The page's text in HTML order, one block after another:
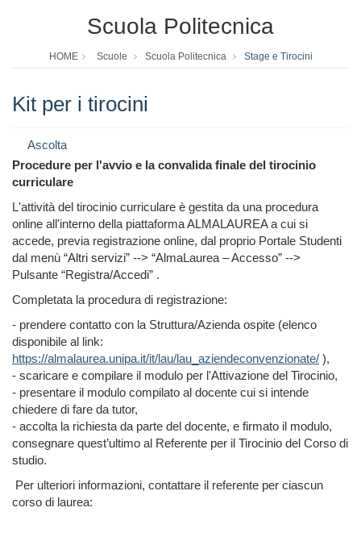
Scuola Politecnica
HOME Scuole Scuola Politecnica Stage e Tirocini
Kit per i tirocini
Ascolta
Procedure per l'avvio e la convalida finale del tirocinio
curriculare
L'attività del tirocinio curriculare è gestita da una procedura
online all'interno della piattaforma ALMALAUREA a cui si
accede, previa registrazione online, dal proprio Portale Studenti
dal menù “Altri servizi” --> “AlmaLaurea – Accesso” -->
Pulsante “Registra/Accedi” .
Completata la procedura di registrazione:
- prendere contatto con la Struttura/Azienda ospite (elenco
disponibile al link:
https://almalaurea.unipa.it/it/lau/lau_aziendeconvenzionate/ ),
- scaricare e compilare il modulo per l'Attivazione del Tirocinio,
- presentare il modulo compilato al docente cui si intende
chiedere di fare da tutor,
- accolta la richiesta da parte del docente, e firmato il modulo,
consegnare quest’ultimo al Referente per il Tirocinio del Corso di
studio.
Per ulteriori informazioni, contattare il referente per ciascun
corso di laurea: